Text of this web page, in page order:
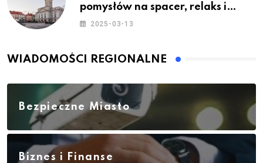
pomysłów na spacer, relaks i
rodzinne atrakcje
2025-03-13
WIADOMOŚCI REGIONALNE
Bezpieczne Miasto
Biznes i Finanse